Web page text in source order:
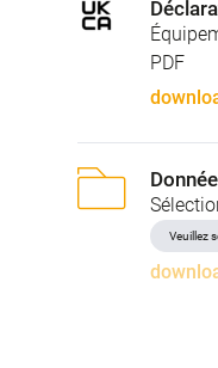
PDF